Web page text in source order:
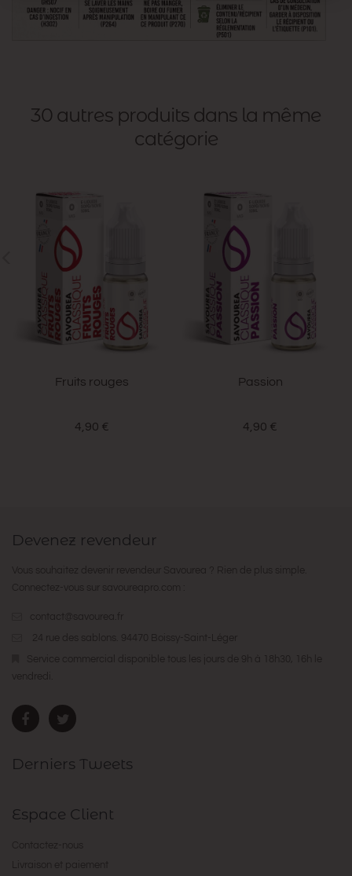
30 autres produits dans la même
catégorie
Fruits rouges
4,90 €
Passion
4,90 €
Devenez revendeur
Derniers Tweets
Espace Client